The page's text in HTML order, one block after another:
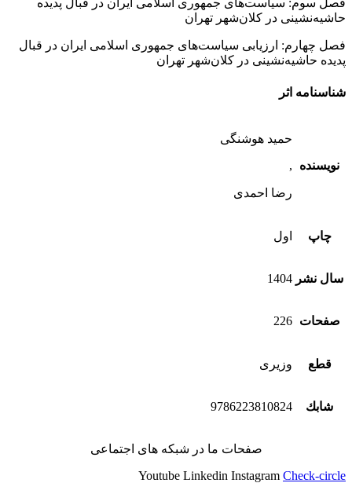
فصل سوم: سیاست‌های جمهوری اسلامی ایران در قبال پدیده
حاشیه‌نشینی در کلان‌شهر تهران
فصل چهارم: ارزیابی سیاست‌های جمهوری اسلامی ایران در قبال
پدیده حاشیه‌نشینی در کلان‌شهر تهران
شناسنامه اثر
نویسنده
حمید هوشنگی
,
رضا احمدی
چاپ اول
سال نشر 1404
صفحات 226
قطع وزیری
شابك 9786223810824
صفحات ما در شبکه های اجتماعی
Youtube Linkedin Instagram Check-circle